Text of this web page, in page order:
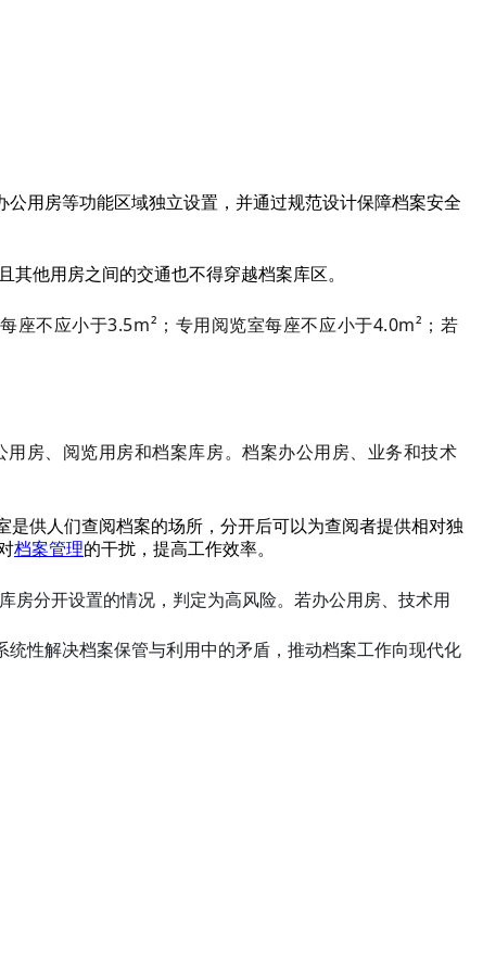
用房等功能区域独立设置，并通过规范设计保障档案安全
其他用房之间的交通也不得穿越档案库区。
座不应小于3.5m²；专用阅览室每座不应小于4.0m²；若
房、阅览用房和档案库房。档案办公用房、业务和技术
供人们查阅档案的场所，分开后可以为查阅者提供相对独
档案管理的干扰，提高工作效率。
分开设置的情况，判定为高风险。若办公用房、技术用
性解决档案保管与利用中的矛盾，推动档案工作向现代化